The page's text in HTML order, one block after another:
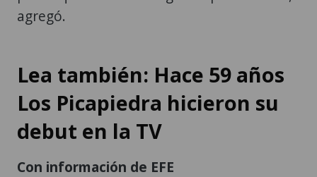
agregó.
Lea también: Hace 59 años
Los Picapiedra hicieron su
debut en la TV
Con información de EFE